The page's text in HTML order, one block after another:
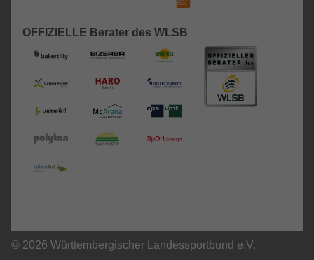
OFFIZIELLE Berater des WLSB
© 2026 Württembergischer Landessportbund e.V.